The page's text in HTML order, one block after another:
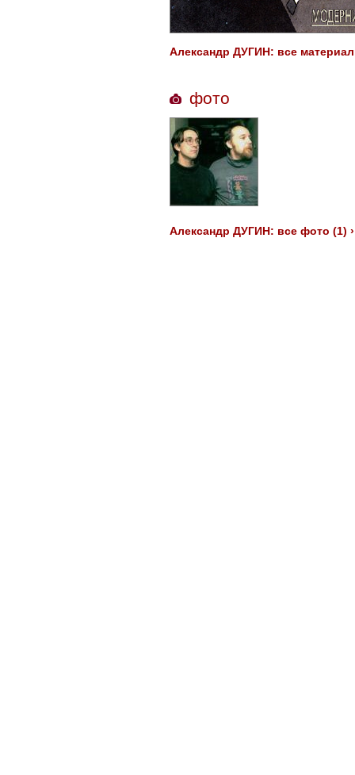
Александр ДУГИН: все
фото
Александр ДУГИН: все фото (1) ›